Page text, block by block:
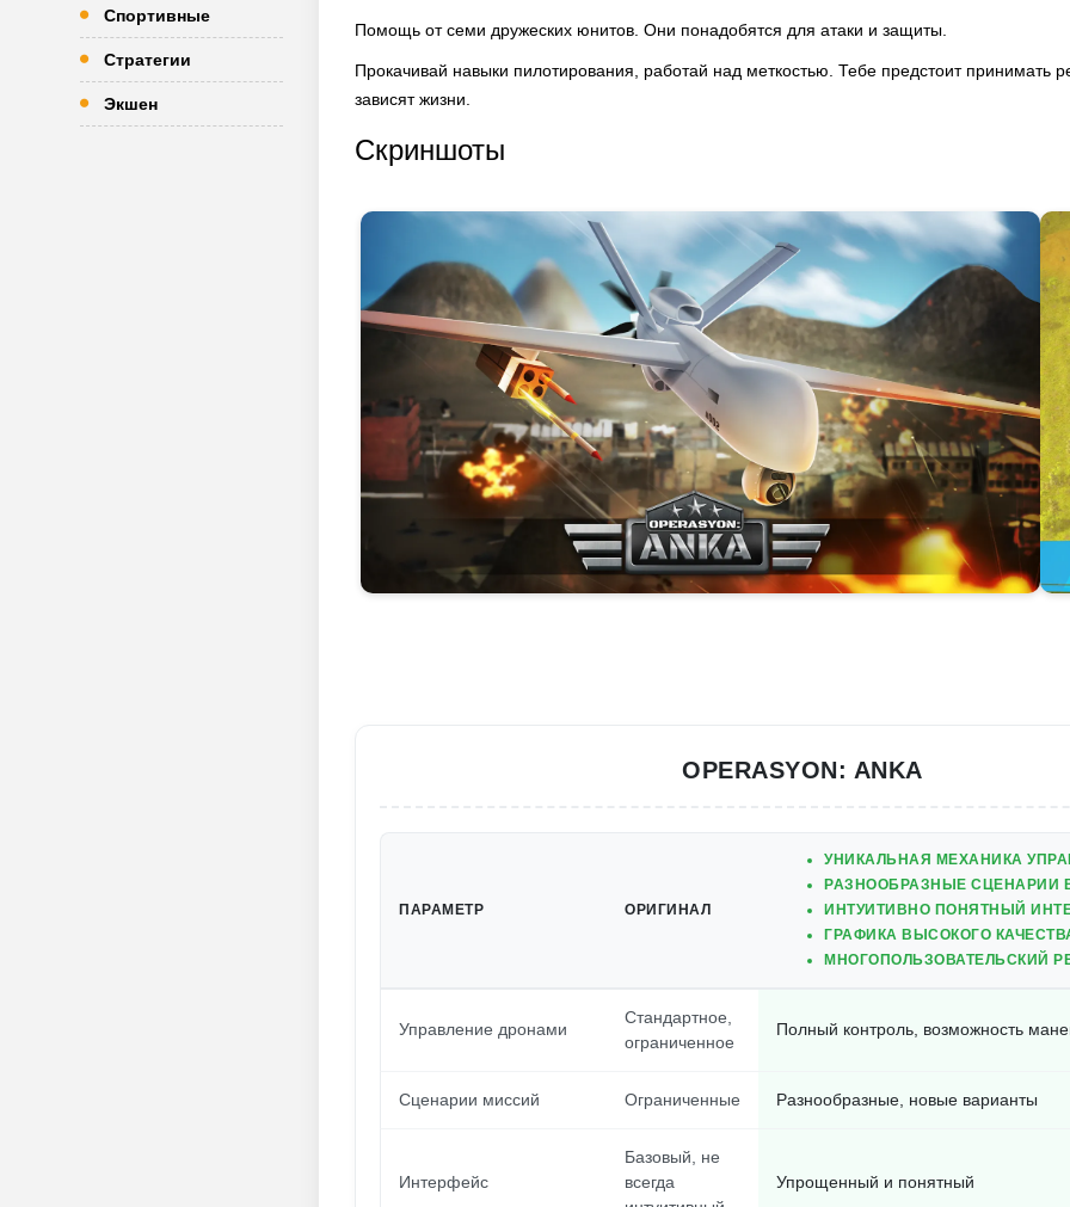
Спортивные
Стратегии
Экшен
Помощь от семи дружеских юнитов. Они понадобятся для атаки и защиты.
Прокачивай навыки пилотирования, работай над меткостью. Тебе предстоит принимать
зависят жизни.
Скриншоты
OPERASYON: ANKA
ПАРАМЕТР ОРИГИНАЛ
УНИКАЛЬНАЯ МЕХАНИКА
РАЗНООБРАЗНЫЕ СЦЕНАРИИ
ИНТУИТИВНО ПОНЯТНЫЙ
ГРАФИКА ВЫСОКОГО
МНОГОПОЛЬЗОВАТЕЛЬСКИЙ
Управление дронами
Стандартное,
ограниченное
Полный контроль, возможность
Сценарии миссий Ограниченные Разнообразные, новые варианты
Интерфейс
Базовый, не
всегда
Упрощенный и понятный